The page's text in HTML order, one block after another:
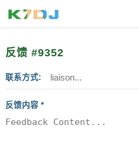
反馈 #9352
联系方式
反馈内容 *